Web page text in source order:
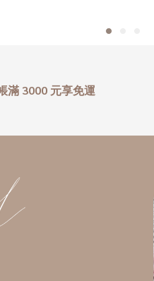
滿 3000 元享免運